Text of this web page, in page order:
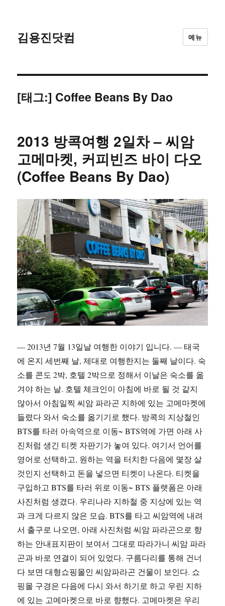
김용진닷컴 메뉴
[태그:] Coffee Beans By Dao
2013 방콕여행 2일차 – 씨암
고메마켓, 커피빈즈 바이 다오
(Coffee Beans By Dao)
— 2013년 7월 13일날 여행한 이야기 입니다. — 태국
에 온지 세번째 날, 제대로 여행한지는 둘째 날이다. 숙
소를 콘도 2박, 호텔 2박으로 정해서 이날은 숙소를 옮
겨야 하는 날. 호텔 체크인이 아침에 바로 될 것 같지
않아서 아침일찍 씨암 파라곤 지하에 있는 고메마켓에
들렸다 와서 숙소를 옮기기로 했다. 방콕의 지상철인
BTS를 타러 아속역으로 이동~ BTS역에 가면 아래 사
진처럼 생긴 티켓 자판기가 놓여 있다. 여기서 언어를
영어로 선택하고, 원하는 역을 터치한 다음에 몇장 살
것인지 선택하고 돈을 넣으면 티켓이 나온다. 티켓을
구입하고 BTS를 타러 위로 이동~ BTS 플랫폼은 아래
사진처럼 생겼다. 우리나라 지하철 중 지상에 있는 역
과 크게 다르지 않은 모습. BTS를 타고 씨암역에 내려
서 출구로 나오면, 아래 사진처럼 씨암 파라곤으로 향
하는 안내표지판이 보여서 그대로 따라가니 씨암 파라
곤과 바로 연결이 되어 있었다. 구름다리를 통해 건너
다 보면 대형쇼핑몰인 씨암파라곤 건물이 보인다. 쇼
핑몰 구경은 다음에 다시 와서 하기로 하고 우린 지하
에 있는 고메마켓으로 바로 향했다. 고메마켓은 우리